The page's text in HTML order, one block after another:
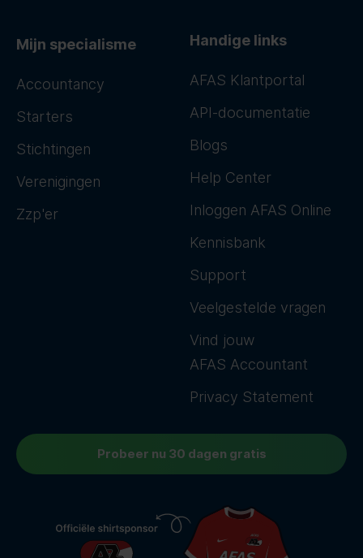
Mijn specialisme
Accountancy
Starters
Stichtingen
Verenigingen
Zzp'er
Handige links
AFAS Klantportal
API-documentatie
Blogs
Help Center
Inloggen AFAS Online
Kennisbank
Support
Veelgestelde vragen
Vind jouw
AFAS Accountant
Privacy Statement
Probeer nu 30 dagen gratis